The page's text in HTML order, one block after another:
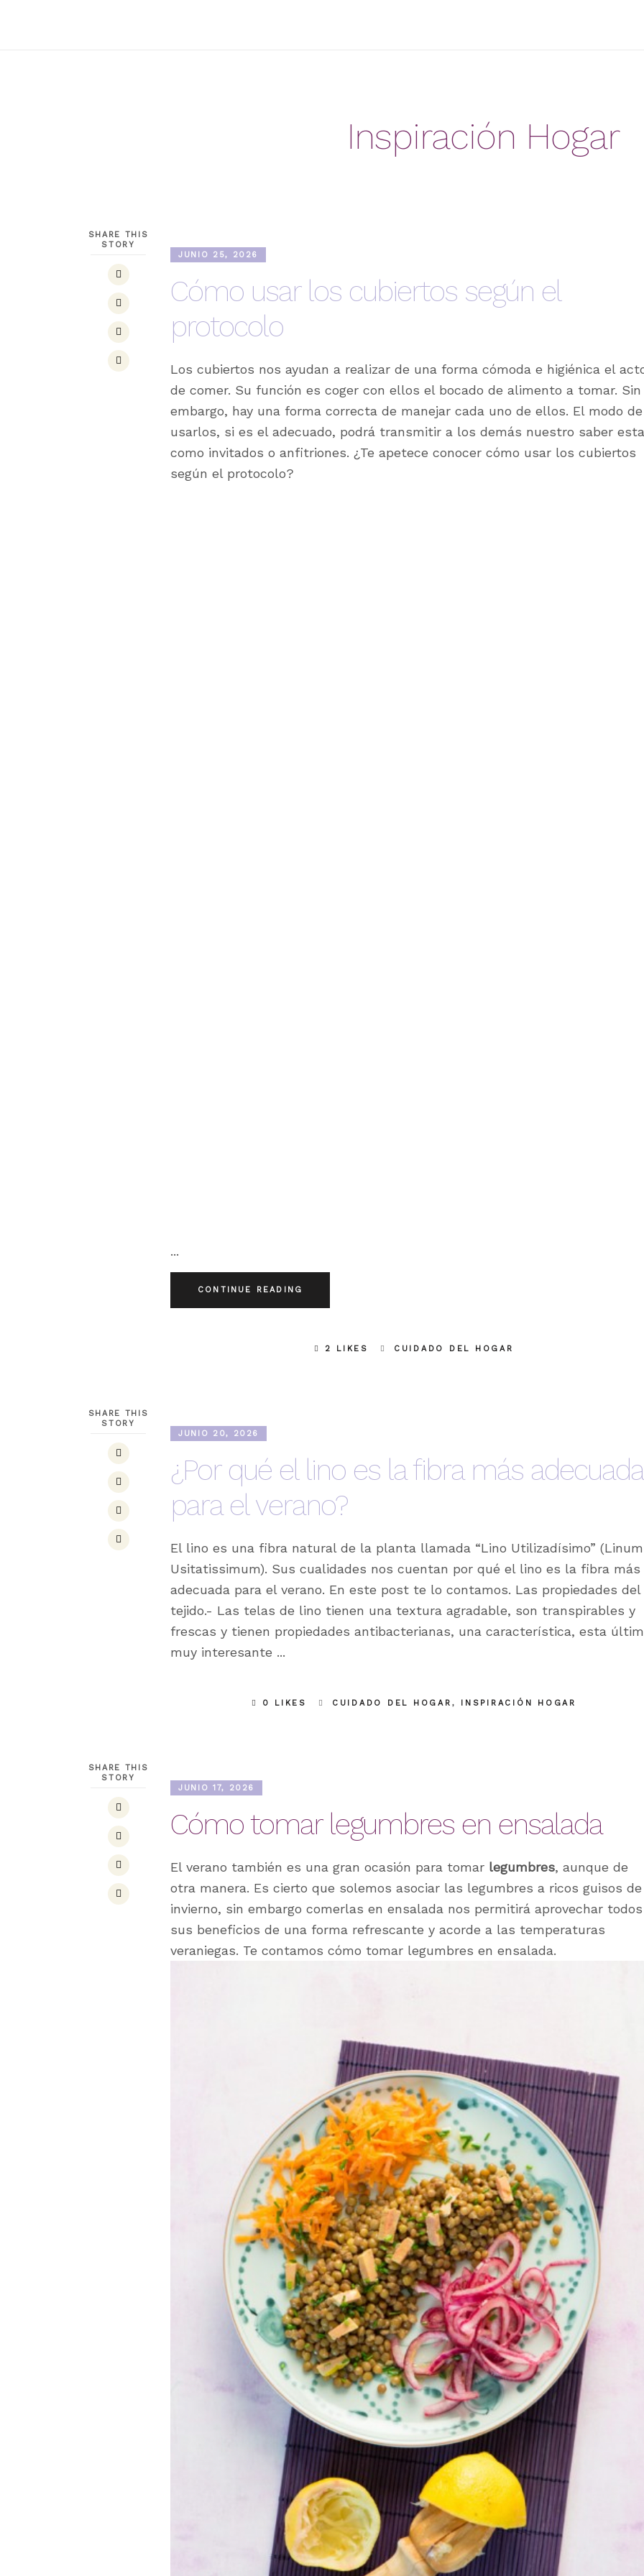
Inspiración Hogar
SHARE THIS
STORY
JUNIO 25, 2026
Cómo usar los cubiertos según el
protocolo
Los cubiertos nos ayudan a realizar de una forma cómoda e higiénica el
de comer. Su función es coger con ellos el bocado de alimento a tomar. Sin
embargo, hay una forma correcta de manejar cada uno de ellos. El modo de
usarlos, si es el adecuado, podrá transmitir a los demás nuestro saber
como invitados o anfitriones. ¿Te apetece conocer cómo usar los cubiertos
según el protocolo?
CONTINUE READING
2 LIKES CUIDADO DEL HOGAR
SHARE THIS
STORY
JUNIO 20, 2026
¿Por qué el lino es la fibra más adecuada
para el verano?
El lino es una fibra natural de la planta llamada “Lino Utilizadísimo” (Linum
Usitatissimum). Sus cualidades nos cuentan por qué el lino es la fibra más
adecuada para el verano. En este post te lo contamos. Las propiedades del
tejido.- Las telas de lino tienen una textura agradable, son transpirables y
frescas y tienen propiedades antibacterianas, una característica, esta
muy interesante
0 LIKES CUIDADO DEL HOGAR , INSPIRACIÓN HOGAR
SHARE THIS
STORY
JUNIO 17, 2026
Cómo tomar legumbres en ensalada
El verano también es una gran ocasión para tomar legumbres, aunque de
otra manera. Es cierto que solemos asociar las legumbres a ricos guisos de
invierno, sin embargo comerlas en ensalada nos permitirá aprovechar todos
sus beneficios de una forma refrescante y acorde a las temperaturas
veraniegas. Te contamos cómo tomar legumbres en ensalada.